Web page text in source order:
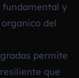
y
del
permite
que